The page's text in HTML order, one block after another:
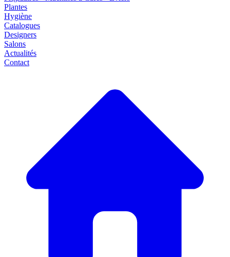
Plantes
Hygiène
Catalogues
Designers
Salons
Actualités
Contact